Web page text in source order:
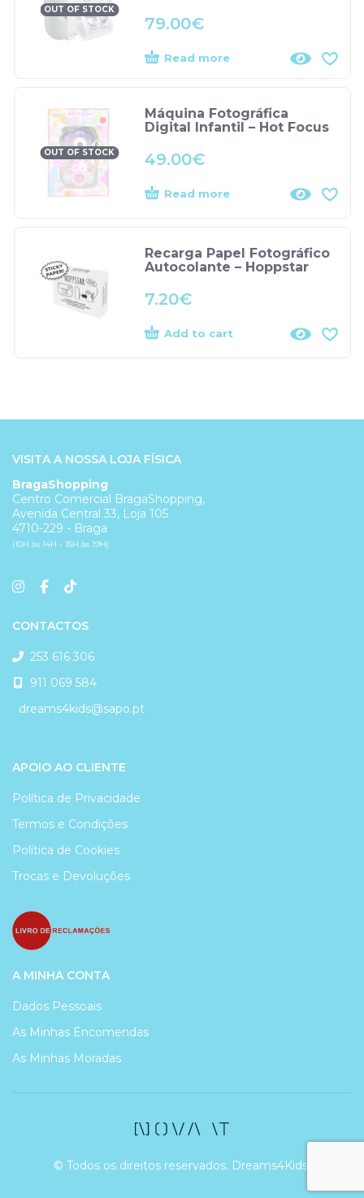
OUT OF STOCK
79.00€
Read more
OUT OF STOCK
Máquina Fotográfica
Digital Infantil – Hot Focus
49.00€
Read more
Recarga Papel Fotográfico
Autocolante – Hoppstar
7.20€
Add to cart
VISITA A NOSSA LOJA FÍSICA
BragaShopping
Centro Comercial BragaShopping,
Avenida Central 33, Loja 105
4710-229 - Braga
(10H às 14H - 15H às 19H)
CONTACTOS
253 616 306
911 069 584
dreams4kids@sapo.pt
APOIO AO CLIENTE
Política de Privacidade
Termos e Condições
Política de Cookies
Trocas e Devoluções
A MINHA CONTA
Dados Pessoais
As Minhas Encomendas
As Minhas Moradas
© Todos os direitos reservados. Dreams4Kids.